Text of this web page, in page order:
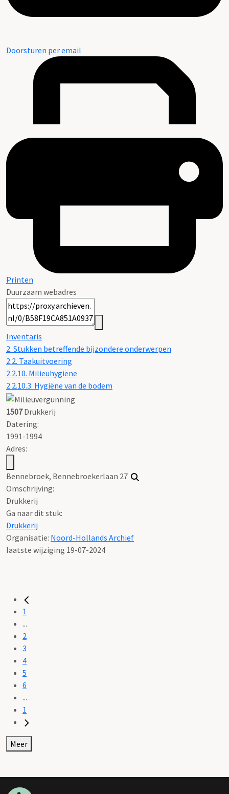
Doorsturen per email
Printen
Duurzaam webadres
Inventaris
2. Stukken betreffende bijzondere onderwerpen
2.2. Taakuitvoering
2.2.10. Milieuhygiëne
2.2.10.3. Hygiëne van de bodem
1507Drukkerij
Datering:
1991-1994
Adres:
Bennebroek, Bennebroekerlaan 27
Omschrijving:
Drukkerij
Ga naar dit stuk:
Drukkerij
Organisatie: Noord-Hollands Archief
laatste wijziging 19-07-2024
1
...
2
3
4
5
6
...
1
Meer